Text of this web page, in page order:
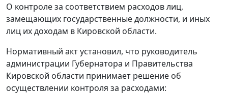
О контроле за соответствием расходов лиц,
замещающих государственные должности, и иных
лиц их доходам в Кировской области.
Нормативный акт установил, что руководитель
администрации Губернатора и Правительства
Кировской области принимает решение об
осуществлении контроля за расходами: